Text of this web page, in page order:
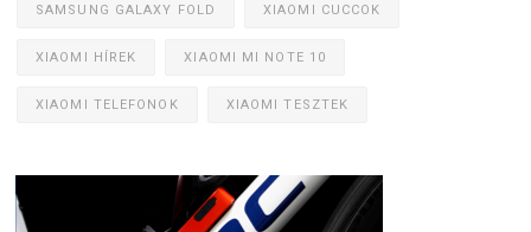
SAMSUNG GALAXY FOLD XIAOMI CUCCOK
XIAOMI HÍREK XIAOMI MI NOTE 10
XIAOMI TELEFONOK XIAOMI TESZTEK